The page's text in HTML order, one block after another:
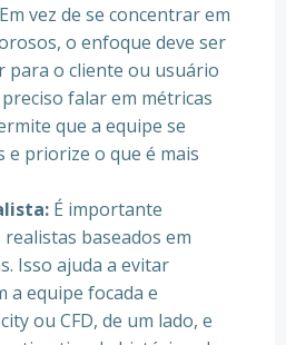
Em vez de se concentrar em
o enfoque deve ser
para o cliente ou usuário
falar em métricas
que a equipe se
e priorize o que é mais
É importante
baseados em
Isso ajuda a evitar
a equipe focada e
ou CFD, de um lado, e